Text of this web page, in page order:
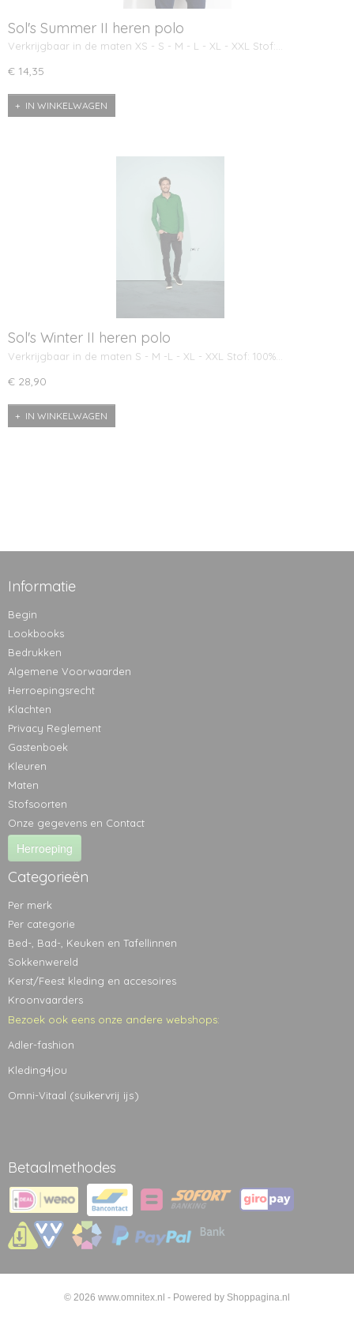
Sol's Summer II heren polo
Verkrijgbaar in de maten XS - S - M - L - XL - XXL Stof:…
€ 14,35
IN WINKELWAGEN
Sol's Winter II heren polo
Verkrijgbaar in de maten S - M -L - XL - XXL Stof: 100%…
€ 28,90
IN WINKELWAGEN
Informatie
Begin
Lookbooks
Bedrukken
Algemene Voorwaarden
Herroepingsrecht
Klachten
Privacy Reglement
Gastenboek
Kleuren
Maten
Stofsoorten
Onze gegevens en Contact
Herroeping
Categorieën
Per merk
Per categorie
Bed-, Bad-, Keuken en Tafellinnen
Sokkenwereld
Kerst/Feest kleding en accesoires
Kroonvaarders
Bezoek ook eens onze andere webshops:
Adler-fashion
Kleding4jou
Omni-Vitaal (suikervrij ijs)
Betaalmethodes
© 2026 www.omnitex.nl - Powered by Shoppagina.nl